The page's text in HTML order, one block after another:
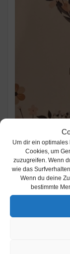
Um dir ein
Cookies, um
zuzugreifen. Wenn
wie das
Wenn du deine
bestimmte
Datum:16. April
Uhrzeit:11:00 -
51399
Am
von 11 bis
Hier findet